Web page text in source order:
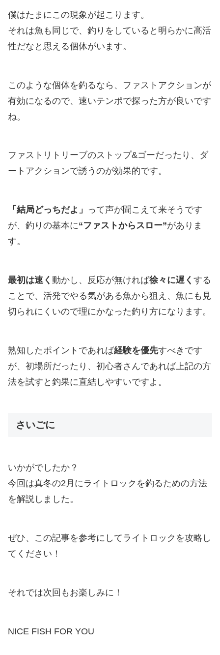
僕はたまにこの現象が起こります。
それは魚も同じで、釣りをしていると明らかに高活
性だなと思える個体がいます。
このような個体を釣るなら、ファストアクションが
有効になるので、速いテンポで探った方が良いです
ね。
ファストリトリーブのストップ&ゴーだったり、ダ
ートアクションで誘うのが効果的です。
「結局どっちだよ」 って声が聞こえて来そうです
が、釣りの基本に“ファストからスロー”がありま
す。
最初は速く 動かし、反応が無ければ徐々に遅く する
ことで、活発でやる気がある魚から狙え、魚にも見
切られにくいので理にかなった釣り方になります。
熟知したポイントであれば経験を優先すべきです
が、初場所だったり、初心者さんであれば上記の方
法を試すと釣果に直結しやすいですよ。
さいごに
いかがでしたか？
今回は真冬の2月にライトロックを釣るための方法
を解説しました。
ぜひ、この記事を参考にしてライトロックを攻略し
てください！
それでは次回もお楽しみに！
NICE FISH FOR YOU